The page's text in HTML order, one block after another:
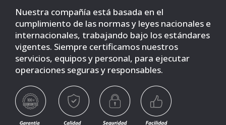
Nuestra compañía está basada en el
cumplimiento de las normas y leyes nacionales e
internacionales, trabajando bajo los estándares
vigentes. Siempre certificamos nuestros
servicios, equipos y personal, para ejecutar
operaciones seguras y responsables.